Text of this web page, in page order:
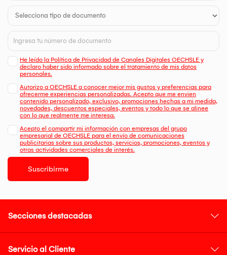
He leído la Política de Privacidad de Canales Digitales OECHSLE y
declaro haber sido informado sobre el tratamiento de mis datos
personales.
Autorizo a OECHSLE a conocer mejor mis gustos y preferencias para
ofrecerme experiencias personalizadas. Acepto que me envien
contenido personalizado, exclusivo, promociones hechas a mi medida,
novedades, descuentos especiales, eventos y todo lo que se alinee
con lo que realmente me interesa.
Acepto el compartir mi información con empresas del grupo
empresarial de OECHSLE para el envío de comunicaciones
publicitarias sobre sus productos, servicios, promociones, eventos y
otras actividades comerciales de interés.
Suscribirme
Secciones destacadas
Servicio al Cliente